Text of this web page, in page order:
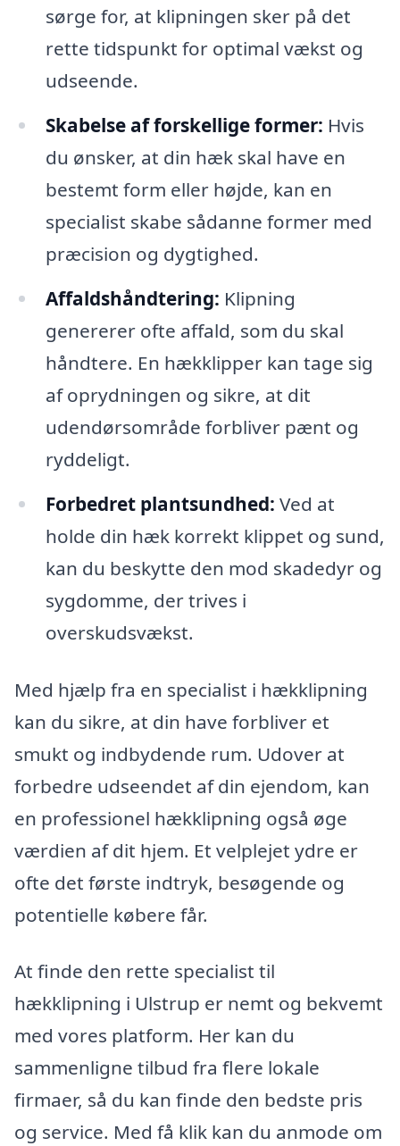
sørge for, at klipningen sker på det
rette tidspunkt for optimal vækst og
udseende.
Skabelse af forskellige former: Hvis
du ønsker, at din hæk skal have en
bestemt form eller højde, kan en
specialist skabe sådanne former med
præcision og dygtighed.
Affaldshåndtering: Klipning
genererer ofte affald, som du skal
håndtere. En hækklipper kan tage sig
af oprydningen og sikre, at dit
udendørsområde forbliver pænt og
ryddeligt.
Forbedret plantsundhed: Ved at
holde din hæk korrekt klippet og sund,
kan du beskytte den mod skadedyr og
sygdomme, der trives i
overskudsvækst.
Med hjælp fra en specialist i hækklipning
kan du sikre, at din have forbliver et
smukt og indbydende rum. Udover at
forbedre udseendet af din ejendom, kan
en professionel hækklipning også øge
værdien af dit hjem. Et velplejet ydre er
ofte det første indtryk, besøgende og
potentielle købere får.
At finde den rette specialist til
hækklipning i Ulstrup er nemt og bekvemt
med vores platform. Her kan du
sammenligne tilbud fra flere lokale
firmaer, så du kan finde den bedste pris
og service. Med få klik kan du anmode om